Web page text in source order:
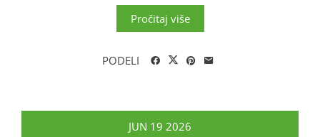
Pročitaj više
PODELI
JUN 19 2026